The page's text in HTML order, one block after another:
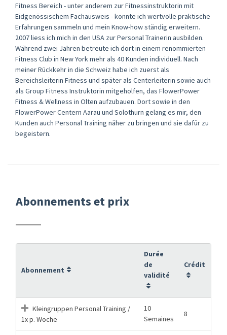
Fitness Bereich - unter anderem zur Fitnessinstruktorin mit
Eidgenössischem Fachausweis - konnte ich wertvolle praktische
Erfahrungen sammeln und mein Know-how ständig erweitern.
2007 liess ich mich in den USA zur Personal Trainerin ausbilden.
Während zwei Jahren betreute ich dort in einem renommierten
Fitness Club in New York mehr als 40 Kunden individuell. Nach
meiner Rückkehr in die Schweiz habe ich zuerst als
Bereichsleiterin Fitness und später als Centerleiterin sowie auch
als Group Fitness Instruktorin mitgeholfen, das FlowerPower
Fitness & Wellness in Olten aufzubauen. Dort sowie in den
FlowerPower Centern Aarau und Solothurn gelang es mir, den
Kunden auch Personal Training näher zu bringen und sie dafür zu
begeistern.
Abonnements et prix
Abonnement
Durée
de
validité
Crédit
Kleingruppen Personal Training /
1x p. Woche
10
Semaines
8